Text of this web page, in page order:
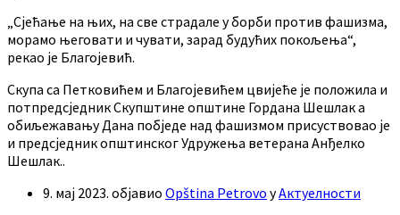
„Сјећање на њих, на све страдале у борби против фашизма,
морамо његовати и чувати, зарад будућих покољења“,
рекао је Благојевић.
Скупа са Петковићем и Благојевићем цвијеће је положила и
потпредсједник Скупштине општине Гордана Шешлак а
обиљежавању Дана побједе над фашизмом присуствовао је
и предсједник општинског Удружења ветерана Анђелко
Шешлак..
9. мај 2023. објавио Opština Petrovo уАктуелности